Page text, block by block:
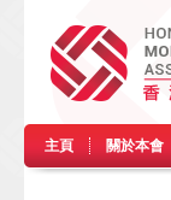
主頁 關於本會